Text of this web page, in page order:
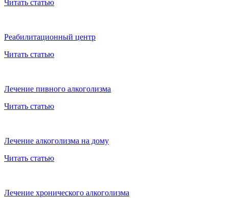
Читать статью
Реабилитационный центр
Читать статью
Лечение пивного алкоголизма
Читать статью
Лечение алкоголизма на дому
Читать статью
Лечение хронического алкоголизма